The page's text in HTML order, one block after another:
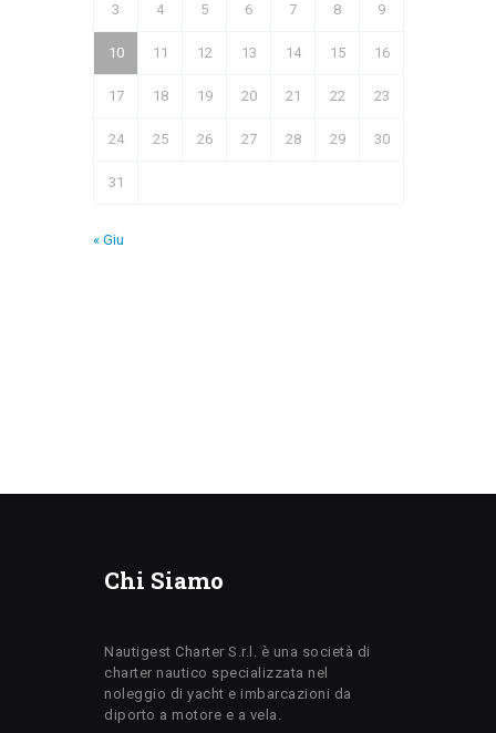
3 4 5 6 7 8 9
10 11 12 13 14 15 16
17 18 19 20 21 22 23
24 25 26 27 28 29 30
31
« Giu
Chi Siamo
Nautigest Charter S.r.l. è una società di
charter nautico specializzata nel
noleggio di yacht e imbarcazioni da
diporto a motore e a vela.